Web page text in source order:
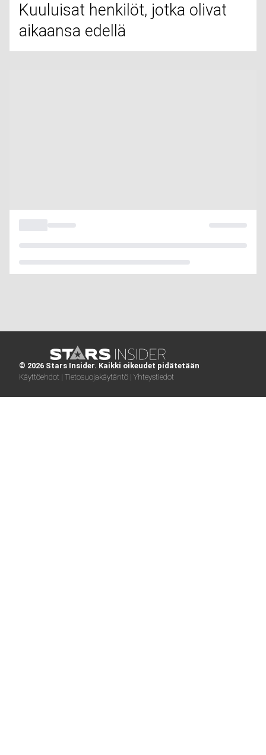
Kuuluisat henkilöt, jotka olivat
aikaansa edellä
© 2026 Stars Insider. Kaikki oikeudet pidätetään
Käyttöehdot | Tietosuojakäytäntö | Yhteystiedot